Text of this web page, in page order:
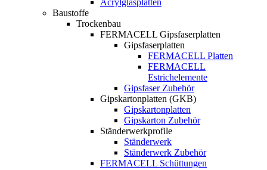
Baustoffe
Trockenbau
FERMACELL Gipsfaserplatten
Gipsfaserplatten
FERMACELL Platten
FERMACELL
Estrichelemente
Gipsfaser Zubehör
Gipskartonplatten (GKB)
Gipskartonplatten
Gipskarton Zubehör
Ständerwerkprofile
Ständerwerk
Ständerwerk Zubehör
FERMACELL Schüttungen